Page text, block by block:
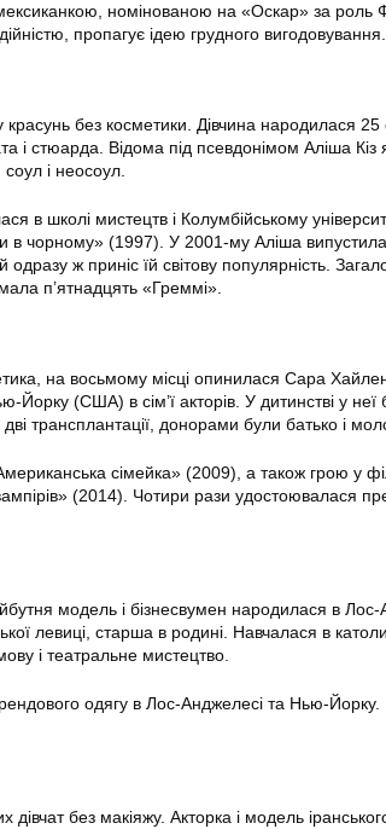
номінованою на «Оскар» за роль
пропагує ідею грудного вигодовування.
красунь без косметики. Дівчина народилася 25
і стюарда. Відома під псевдонімом Аліша Кіз
і неосоул.
в школі мистецтв і Колумбійському
в чорному» (1997). У 2001-му Аліша
ж приніс їй світову популярність.
п’ятнадцять «Греммі».
на восьмому місці опинилася Сара
(США) в сім’ї акторів. У дитинстві у неї
трансплантації, донорами були батько і
сімейка» (2009), а також грою у
(2014). Чотири рази удостоювалася
модель і бізнесвумен народилася в Лос-
левиці, старша в родині. Навчалася в
і театральне мистецтво.
одягу в Лос-Анджелесі та Нью-Йорку.
без макіяжу. Акторка і модель